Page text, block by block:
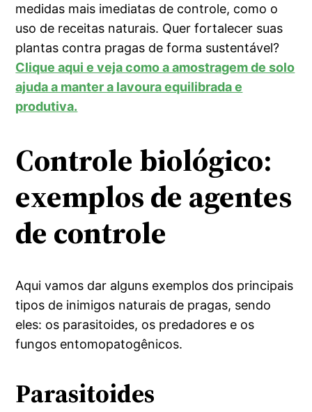
medidas mais imediatas de controle, como o
uso de receitas naturais. Quer fortalecer suas
plantas contra pragas de forma sustentável?
Clique aqui e veja como a amostragem de solo
ajuda a manter a lavoura equilibrada e
produtiva.
Controle biológico:
exemplos de agentes
de controle
Aqui vamos dar alguns exemplos dos principais
tipos de inimigos naturais de pragas, sendo
eles: os parasitoides, os predadores e os
fungos entomopatogênicos.
Parasitoides